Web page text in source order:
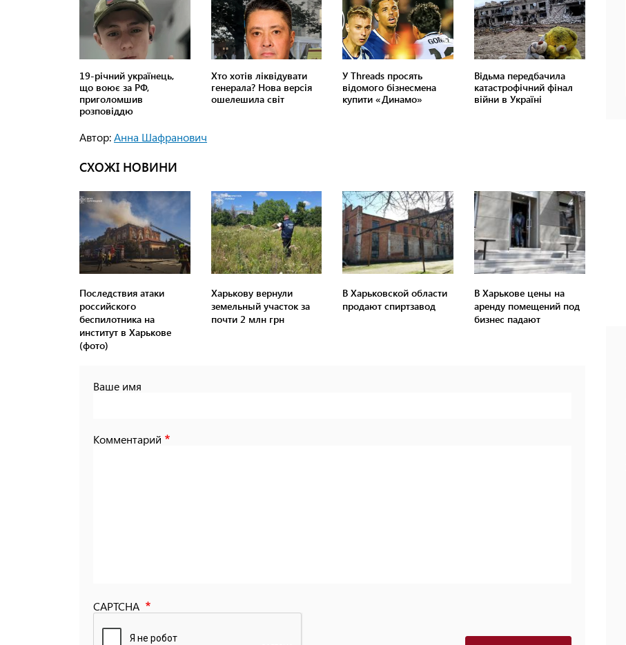
Автор:Анна Шафранович
СХОЖІ НОВИНИ
Последствия атаки
российского
беспилотника на
институт в Харькове
(фото)
Харькову вернули
земельный участок за
почти 2 млн грн
В Харьковской области
продают спиртзавод
В Харькове цены на
аренду помещений под
бизнес падают
Ваше имя
Комментарий
CAPTCHA